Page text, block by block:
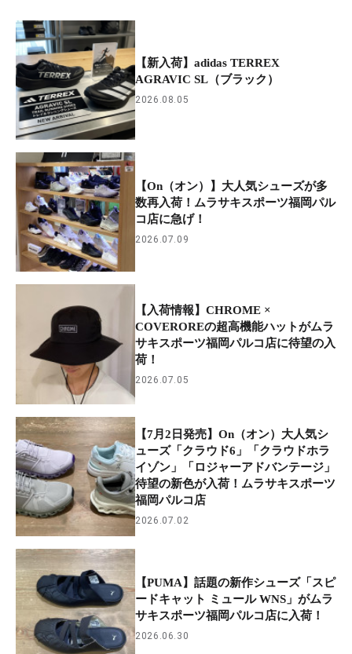
【新入荷】adidas TERREX
AGRAVIC SL（ブラック）
2026.08.05
【On（オン）】大人気シューズが多
数再入荷！ムラサキスポーツ福岡パル
コ店に急げ！
2026.07.09
【入荷情報】CHROME ×
COVEROREの超高機能ハットがムラ
サキスポーツ福岡パルコ店に待望の入
荷！
2026.07.05
【7月2日発売】On（オン）大人気シ
ューズ「クラウド6」「クラウドホラ
イゾン」「ロジャーアドバンテージ」
待望の新色が入荷！ムラサキスポーツ
福岡パルコ店
2026.07.02
【PUMA】話題の新作シューズ「スピ
ードキャット ミュール WNS」がムラ
サキスポーツ福岡パルコ店に入荷！
2026.06.30